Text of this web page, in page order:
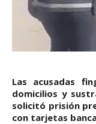
Las acusadas
domicilios y
solicitó prisión
con tarjetas